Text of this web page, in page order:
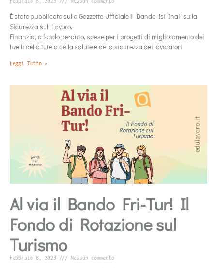
È stato pubblicato sulla Gazzetta Ufficiale il Bando Isi Inail sulla
Sicurezza sul Lavoro.
Finanzia, a fondo perduto, spese per i progetti di miglioramento dei
livelli della tutela della salute e della sicurezza dei lavoratori
Leggi Tutto »
Al via il Bando Fri-Tur! Il
Fondo di Rotazione sul
Turismo
Febbraio 8, 2023 Nessun commento